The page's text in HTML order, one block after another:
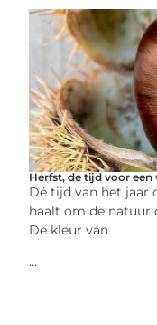
Herfst, de tijd voor
Dé tijd van het jaar
haalt om de natuur
De kleur van
...